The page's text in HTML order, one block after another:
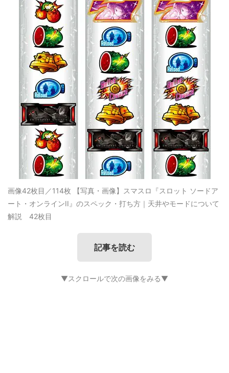
画像42枚目／114枚 【写真・画像】スマスロ『スロット ソードア
ート・オンラインII』のスペック・打ち方｜天井やモードについて
解説 42枚目
記事を読む
▼スクロールで次の画像をみる▼